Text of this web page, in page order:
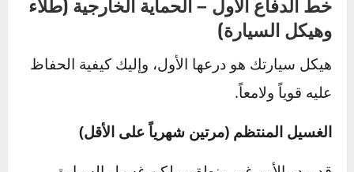
استراتيجيتك المتكاملة للحماية
من الداخل والخارج
الآن بعد أن فهمنا العدو وعواقبه، حان الوقت لوضع
خطة المعركة. الحماية الفعالة تتطلب استراتيجية